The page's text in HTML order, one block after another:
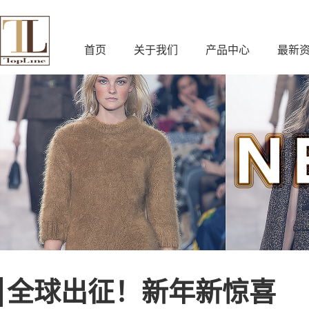
首页 关于我们 产品中心 最新
全球出征！新年新惊喜